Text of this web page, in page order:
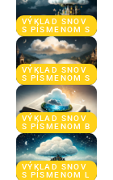
VÝKLAD SNOV
S PÍSMENOM S
VÝKLAD SNOV
S PÍSMENOM S
VÝKLAD SNOV
S PÍSMENOM B
VÝKLAD SNOV
S PÍSMENOM L